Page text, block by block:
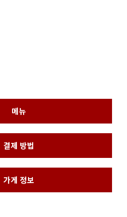
메뉴
결제 방법
가게 정보